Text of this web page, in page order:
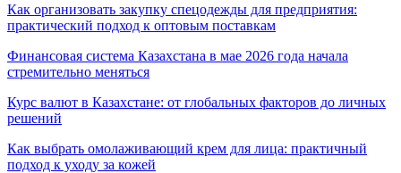
Как организовать закупку спецодежды для предприятия:
практический подход к оптовым поставкам
Финансовая система Казахстана в мае 2026 года начала
стремительно меняться
Курс валют в Казахстане: от глобальных факторов до личных
решений
Как выбрать омолаживающий крем для лица: практичный
подход к уходу за кожей